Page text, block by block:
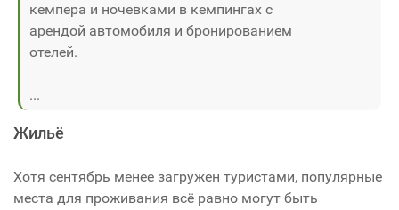
кемпера и ночевками в кемпингах с
арендой автомобиля и бронированием
отелей.
...
Жильё
Хотя сентябрь менее загружен туристами, популярные
места для проживания всё равно могут быть